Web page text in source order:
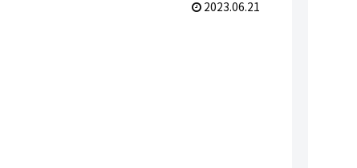
2023.06.21